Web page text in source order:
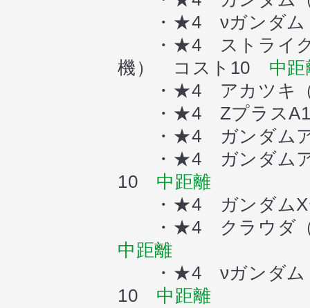
・★4 νガンダ
・★4 ストライクル
機） コスト10 中距
・★4 アカツキ（
・★4 ZプラスA1
・★4 ガンダムア
・★4 ガンダムア
10 中距離
・★4 ガンダムX
・★4 クラウダ（
中距離
・★4 νガンダム（
10 中距離